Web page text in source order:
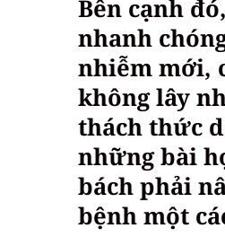
Bên cạnh
nhanh
nhiễm mới,
không lây
thách thức
những bài
bách phải
bệnh một